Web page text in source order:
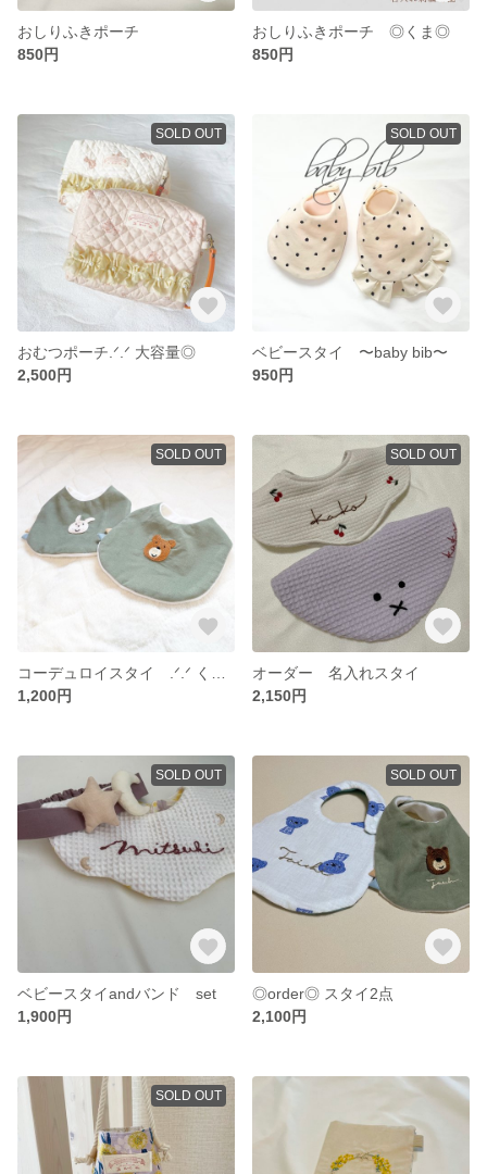
おしりふきポーチ
850円
おしりふきポーチ ◎くま◎
850円
SOLD OUT
おむつポーチ‪.ᐟ‪.ᐟ 大容量◎
2,500円
SOLD OUT
ベビースタイ 〜baby bib〜
950円
SOLD OUT
1,200円
SOLD OUT
オーダー 名入れスタイ
2,150円
SOLD OUT
ベビースタイandバンド set
1,900円
SOLD OUT
◎order◎ スタイ2点
2,100円
SOLD OUT